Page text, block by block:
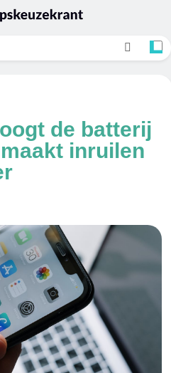
de batterij
inruilen